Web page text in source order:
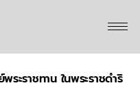
ะราชทาน ในพระราชดำริ